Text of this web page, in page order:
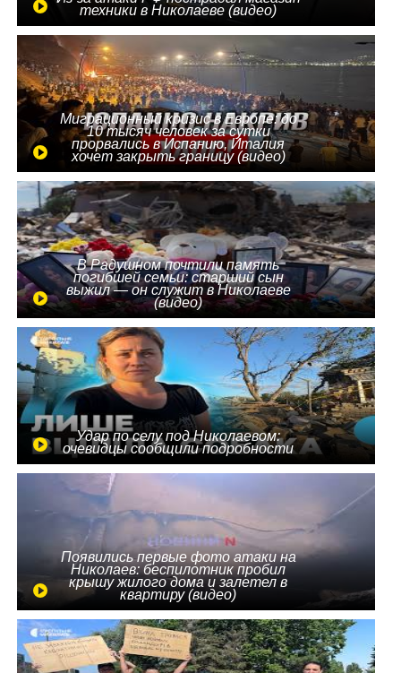
техники в Николаеве (видео)
Миграционный кризис в Европе: до
10 тысяч человек за сутки
прорвались в Испанию, Италия
хочет закрыть границу (видео)
В Радушном почтили память
погибшей семьи: старший сын
выжил — он служит в Николаеве
(видео)
Удар по селу под Николаевом:
очевидцы сообщили подробности
Появились первые фото атаки на
Николаев: беспилотник пробил
крышу жилого дома и залетел в
квартиру (видео)